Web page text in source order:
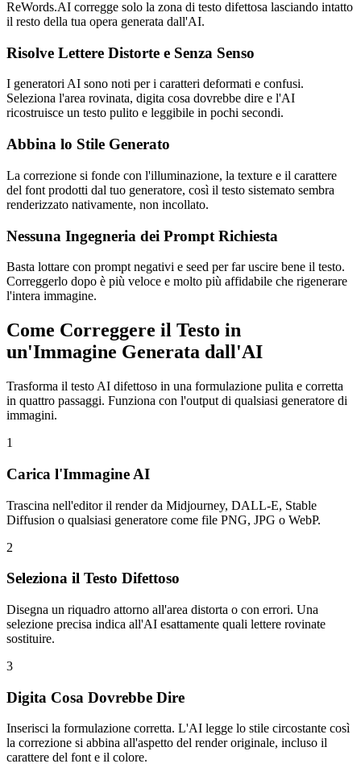
ReWords.AI corregge solo la zona di testo difettosa lasciando intatto
il resto della tua opera generata dall'AI.
Risolve Lettere Distorte e Senza Senso
I generatori AI sono noti per i caratteri deformati e confusi.
Seleziona l'area rovinata, digita cosa dovrebbe dire e l'AI
ricostruisce un testo pulito e leggibile in pochi secondi.
Abbina lo Stile Generato
La correzione si fonde con l'illuminazione, la texture e il carattere
del font prodotti dal tuo generatore, così il testo sistemato sembra
renderizzato nativamente, non incollato.
Nessuna Ingegneria dei Prompt Richiesta
Basta lottare con prompt negativi e seed per far uscire bene il testo.
Correggerlo dopo è più veloce e molto più affidabile che rigenerare
l'intera immagine.
Come Correggere il Testo in
un'Immagine Generata dall'AI
Trasforma il testo AI difettoso in una formulazione pulita e corretta
in quattro passaggi. Funziona con l'output di qualsiasi generatore di
immagini.
1
Carica l'Immagine AI
Trascina nell'editor il render da Midjourney, DALL-E, Stable
Diffusion o qualsiasi generatore come file PNG, JPG o WebP.
2
Seleziona il Testo Difettoso
Disegna un riquadro attorno all'area distorta o con errori. Una
selezione precisa indica all'AI esattamente quali lettere rovinate
sostituire.
3
Digita Cosa Dovrebbe Dire
Inserisci la formulazione corretta. L'AI legge lo stile circostante così
la correzione si abbina all'aspetto del render originale, incluso il
carattere del font e il colore.